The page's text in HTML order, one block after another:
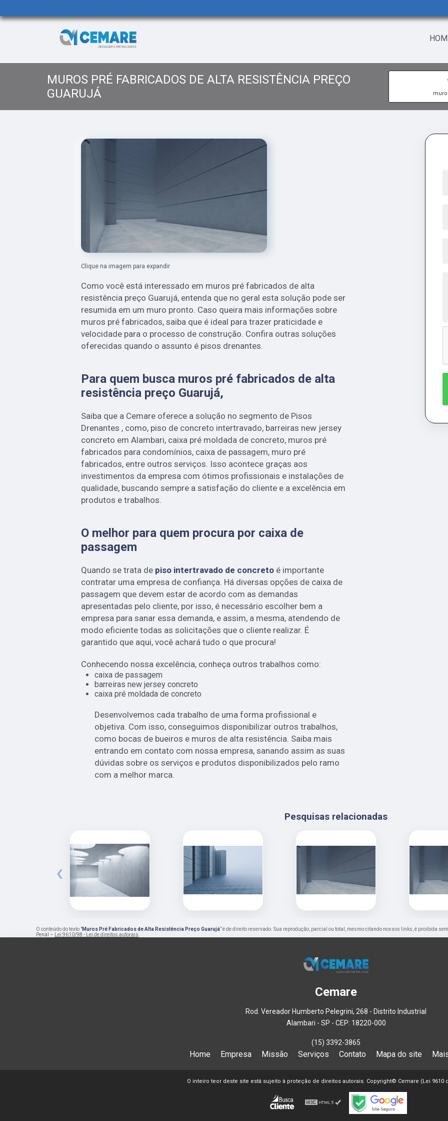
MUROS PRÉ FABRICADOS DE ALTA RESISTÊNCIA PREÇO
GUARUJÁ
Clique na imagem para expandir
Como você está interessado em muros pré fabricados de alta
resistência preço Guarujá, entenda que no geral esta solução pode ser
resumida em um muro pronto. Caso queira mais informações sobre
muros pré fabricados, saiba que é ideal para trazer praticidade e
velocidade para o processo de construção. Confira outras soluções
oferecidas quando o assunto é pisos drenantes.
Para quem busca muros pré fabricados de alta
resistência preço Guarujá,
Saiba que a Cemare oferece a solução no segmento de Pisos
Drenantes , como, piso de concreto intertravado, barreiras new jersey
concreto em Alambari, caixa pré moldada de concreto, muros pré
fabricados para condomínios, caixa de passagem, muro pré
fabricados, entre outros serviços. Isso acontece graças aos
investimentos da empresa com ótimos profissionais e instalações de
qualidade, buscando sempre a satisfação do cliente e a excelência em
produtos e trabalhos.
O melhor para quem procura por caixa de
passagem
Quando se trata de piso intertravado de concreto é importante
contratar uma empresa de confiança. Há diversas opções de caixa de
passagem que devem estar de acordo com as demandas
apresentadas pelo cliente, por isso, é necessário escolher bem a
empresa para sanar essa demanda, e assim, a mesma, atendendo de
modo eficiente todas as solicitações que o cliente realizar. É
garantido que aqui, você achará tudo o que procura!
Conhecendo nossa excelência, conheça outros trabalhos como:
caixa de passagem
barreiras new jersey concreto
caixa pré moldada de concreto
Desenvolvemos cada trabalho de uma forma profissional e
objetiva. Com isso, conseguimos disponibilizar outros trabalhos,
como bocas de bueiros e muros de alta resistência. Saiba mais
entrando em contato com nossa empresa, sanando assim as suas
dúvidas sobre os serviços e produtos disponibilizados pelo ramo
com a melhor marca.
Pesquisas relacionadas
‹
O conteúdo do texto "Muros Pré Fabricados de Alta Resistência Preço Guarujá" é de direito reservado. Sua reprodução, parcial ou total, mesmo citando nossos links, é proibida
Penal –
Lei 9610/98 - Lei de direitos autorais
Cemare
Rod. Vereador Humberto Pelegrini, 268 - Distrito Industrial
Alambari - SP - CEP: 18220-000
(15) 3392-3865
Home Empresa Missão Serviços Contato Mapa do site
O inteiro teor deste site está sujeito à proteção de direitos autorais. Copyright© Cemare (Lei 9610